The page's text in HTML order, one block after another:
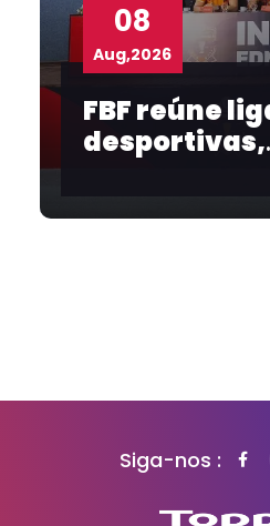
08
Aug,2026
FBF reúne
desportivas,
Siga-nos :